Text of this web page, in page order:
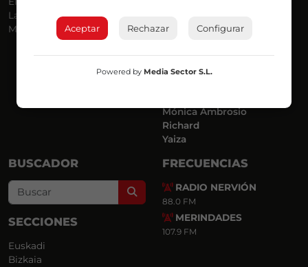
La Mañana de Radio Nervión
Más Madrugada
Jon
Joseba
Luis Carlos
Mónica Ambrosio
Richard
Yaiza
BUSCADOR
Search
SECCIONES
Euskadi
Bizkaia
FRECUENCIAS
RADIO NERVIÓN
88.0 FM
MERINDADES
107.9 FM
Aceptar Rechazar Configurar
Powered by Media Sector S.L.